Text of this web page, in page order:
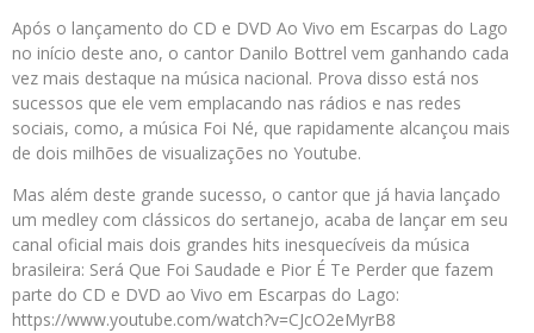
Após o lançamento do CD e DVD Ao Vivo em Escarpas do Lago
no início deste ano, o cantor Danilo Bottrel vem ganhando cada
vez mais destaque na música nacional. Prova disso está nos
sucessos que ele vem emplacando nas rádios e nas redes
sociais, como, a música Foi Né, que rapidamente alcançou mais
de dois milhões de visualizações no Youtube.
Mas além deste grande sucesso, o cantor que já havia lançado
um medley com clássicos do sertanejo, acaba de lançar em seu
canal oficial mais dois grandes hits inesquecíveis da música
brasileira: Será Que Foi Saudade e Pior É Te Perder que fazem
parte do CD e DVD ao Vivo em Escarpas do Lago:
https://www.youtube.com/watch?v=CJcO2eMyrB8